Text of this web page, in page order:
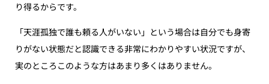
り得るからです。
「天涯孤独で誰も頼る人がいない」という場合は自分でも身寄
りがない状態だと認識できる非常にわかりやすい状況ですが、
実のところこのような方はあまり多くはありません。